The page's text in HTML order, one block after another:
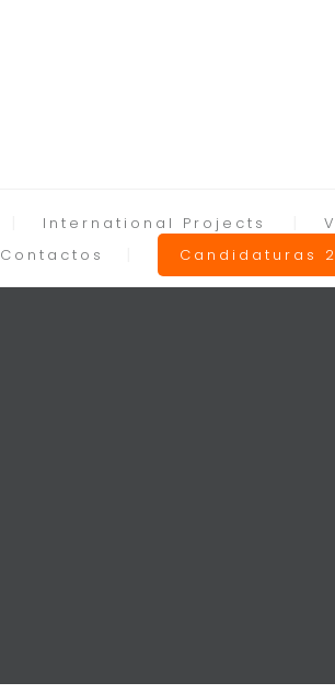
International Projects
Contactos Candidaturas